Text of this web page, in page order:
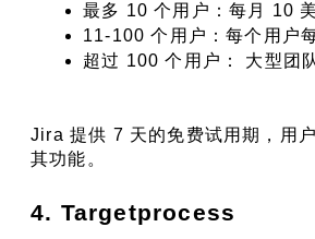
最多 10 个用户：每月 10
11-100 个用户：每个用户
超过 100 个用户： 大型团
Jira 提供 7 天的免费试用期，用
其功能。
4. Targetprocess